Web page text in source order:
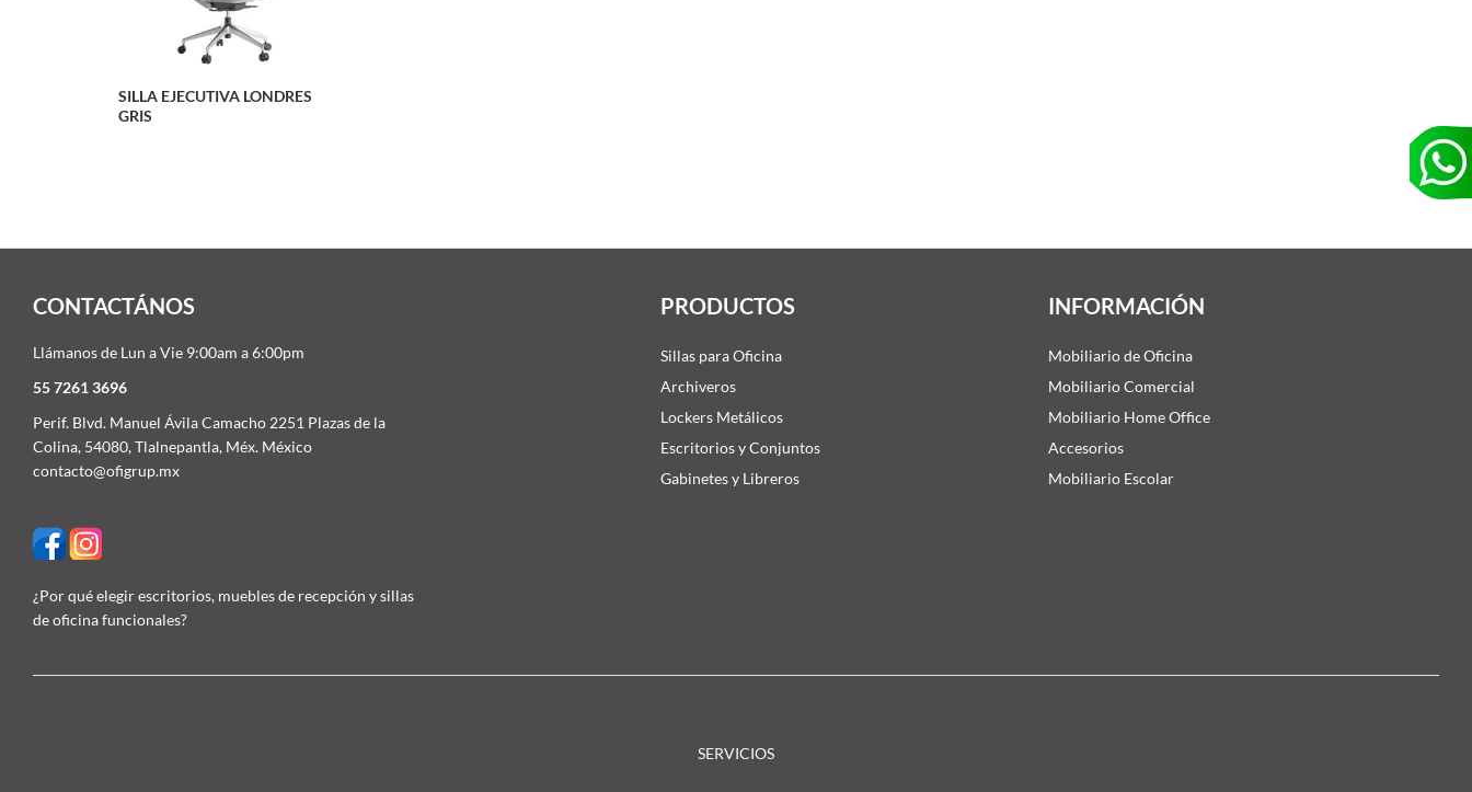
SILLA EJECUTIVA LONDRES
GRIS
CONTACTÁNOS
Llámanos de Lun a Vie 9:00am a 6:00pm
55 7261 3696
Perif. Blvd. Manuel Ávila Camacho 2251 Plazas de la
Colina, 54080, Tlalnepantla, Méx. México
contacto@ofigrup.mx
¿Por qué elegir escritorios, muebles de recepción y sillas
de oficina funcionales?
PRODUCTOS
Sillas para Oficina
Archiveros
Lockers Metálicos
Escritorios y Conjuntos
Gabinetes y Libreros
INFORMACIÓN
Mobiliario de Oficina
Mobiliario Comercial
Mobiliario Home Office
Accesorios
Mobiliario Escolar
SERVICIOS